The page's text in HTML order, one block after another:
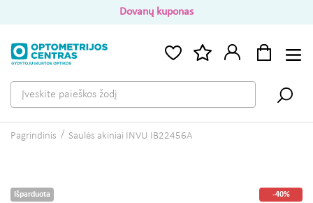
Dovanų kuponas
Pagrindinis Saulės akiniai INVU IB22456A
Išparduota -40%